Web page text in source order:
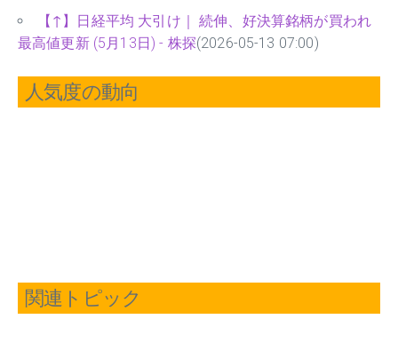
【↑】日経平均 大引け｜ 続伸、好決算銘柄が買われ
最高値更新 (5月13日) - 株探(2026-05-13 07:00)
人気度の動向
関連トピック